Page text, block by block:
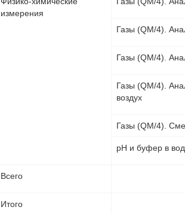
измерения
Газы (QM/4).
Газы (QM/4).
Газы (QM/4).
воздух
Газы (QM/4).
pH и буфер в
Всего
Итого